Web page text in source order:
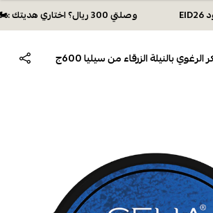
وصلتي 300 ريال؟ اختاري هديتك :🏍 شحن مجاني بكود N28 أو 💸خصم بكود EID26
بالنيلة الزرقاء من سيليا 600ج